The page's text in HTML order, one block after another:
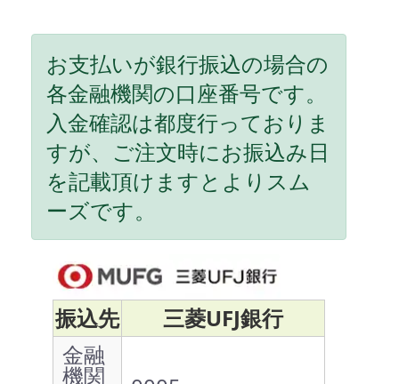
お支払いが銀行振込の場合の
各金融機関の口座番号です。
入金確認は都度行っておりま
すが、ご注文時にお振込み日
を記載頂けますとよりスム
ーズです。
振込先
三菱UFJ銀行
金融
機関